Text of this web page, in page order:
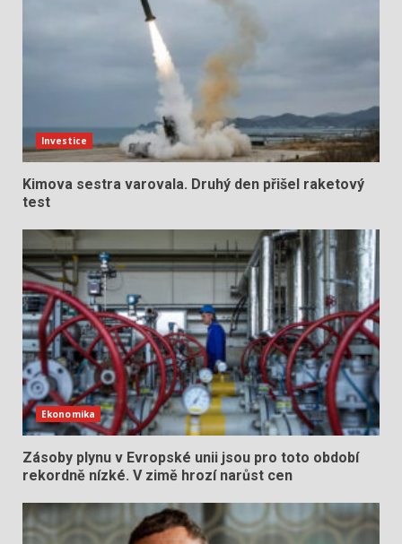
Investice
Kimova sestra varovala. Druhý den přišel raketový
test
Ekonomika
Zásoby plynu v Evropské unii jsou pro toto období
rekordně nízké. V zimě hrozí narůst cen